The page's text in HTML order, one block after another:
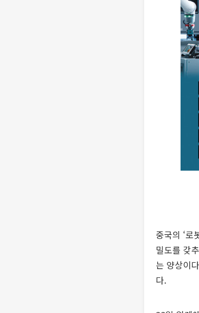
중국의 ‘로
밀도를 갖
는 양상이
다.